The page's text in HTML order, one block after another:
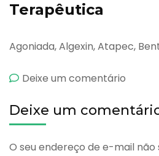
Terapêutica
Agoniada, Algexin, Atapec,
Deixe um comentário
Deixe um
O seu endereço de e-mail não